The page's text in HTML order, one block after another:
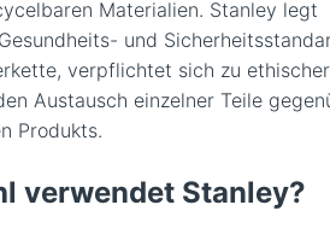
Materialien. Stanley legt
und
verpflichtet sich zu ethischer
Austausch einzelner Teile
Produkts.
verwendet Stanley?